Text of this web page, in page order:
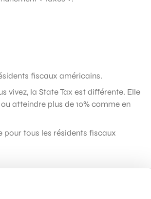
fiscaux américains.
vivez, la State Tax est différente. Elle
atteindre plus de 10% comme en
pour tous les résidents fiscaux